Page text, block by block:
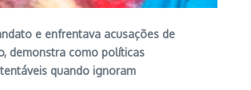
e enfrentava acusações de
demonstra como políticas
quando ignoram